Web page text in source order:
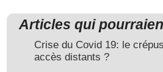
Articles qui
Crise du Covid 19: le
accès distants ?